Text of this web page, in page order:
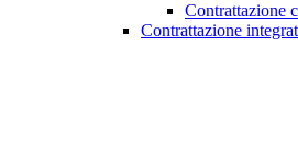
Contrattazione
Contrattazione